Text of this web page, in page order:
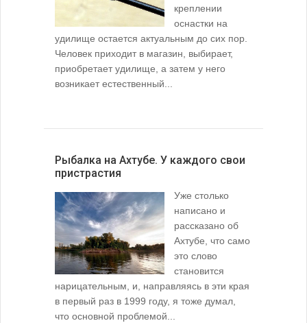
креплении
оснастки на
удилище остается актуальным до сих пор.
Человек приходит в магазин, выбирает,
приобретает удилище, а затем у него
возникает естественный...
Рыбалка на Ахтубе. У каждого свои
пристрастия
Уже столько
написано и
рассказано об
Ахтубе, что само
это слово
становится
нарицательным, и, направляясь в эти края
в первый раз в 1999 году, я тоже думал,
что основной проблемой...